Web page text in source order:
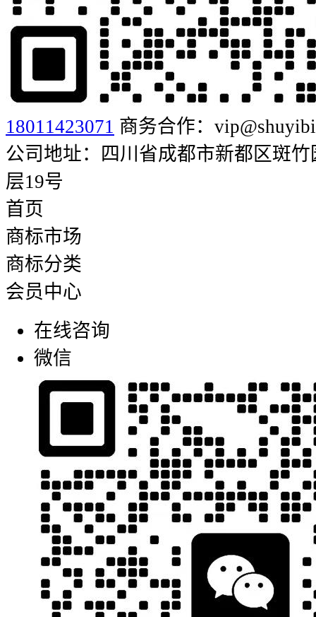
18011423071 商务合作：
公司地址：四川省成都市新都区斑
层19号
首页
商标市场
商标分类
会员中心
在线咨询
微信